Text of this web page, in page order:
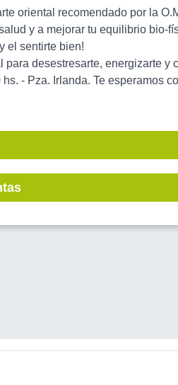
oriental recomendado por la
y a mejorar tu equilibrio bio-
el sentirte bien!
desestresarte, energizarte y
- Pza. Irlanda. Te esperamos